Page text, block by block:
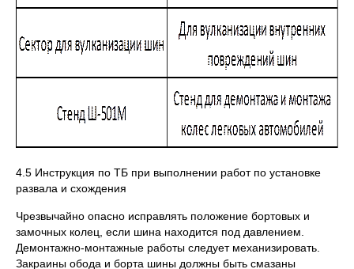
4.5 Инструкция по ТБ при выполнении работ по установке
развала и схождения
Чрезвычайно опасно исправлять положение бортовых и
замочных колец, если шина находится под давлением.
Демонтажно-монтажные работы следует механизировать.
Закраины обода и борта шины должны быть смазаны